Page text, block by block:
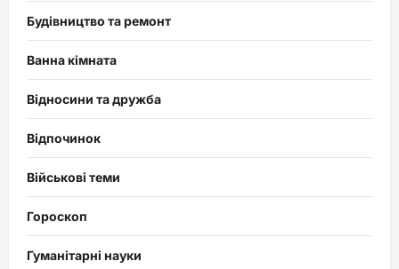
Будівництво та ремонт
Ванна кімната
Відносини та дружба
Відпочинок
Військові теми
Гороскоп
Гуманітарні науки